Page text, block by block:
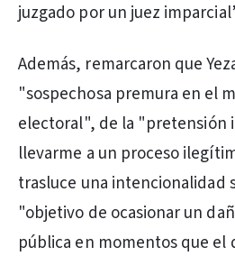
juzgado por un juez
Además, remarcaron que
"sospechosa premura en el
electoral", de la "pretensión
llevarme a un proceso
trasluce una intencionalidad
"objetivo de ocasionar un
pública en momentos que el